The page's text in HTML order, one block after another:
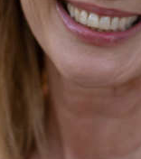
SE ŽENOU